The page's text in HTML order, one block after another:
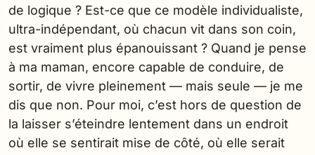
de logique ? Est-ce que ce modèle individualiste,
ultra-indépendant, où chacun vit dans son coin,
est vraiment plus épanouissant ? Quand je pense
à ma maman, encore capable de conduire, de
sortir, de vivre pleinement — mais seule — je me
dis que non. Pour moi, c’est hors de question de
la laisser s’éteindre lentement dans un endroit
où elle se sentirait mise de côté, où elle serait